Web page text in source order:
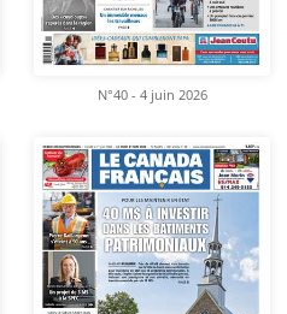
N°40 - 4 juin 2026